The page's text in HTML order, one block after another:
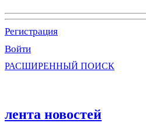
Регистрация
Войти
РАСШИРЕННЫЙ ПОИСК
лента новостей